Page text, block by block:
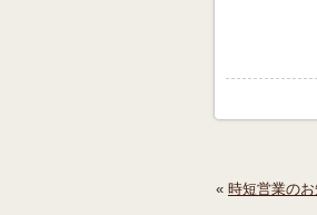
« 時短営業の